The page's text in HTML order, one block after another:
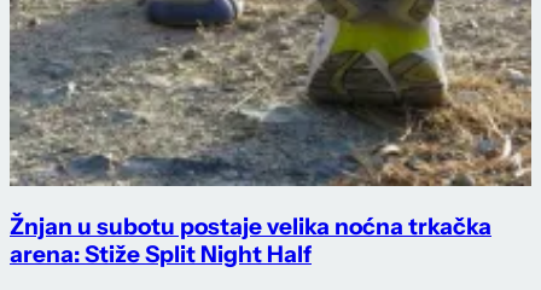
Žnjan u subotu postaje velika noćna trkačka
arena: Stiže Split Night Half